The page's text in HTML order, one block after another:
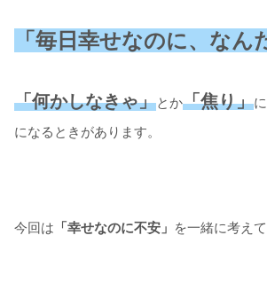
「毎日幸せなのに、なん
「何かしなきゃ」とか「焦り」
になるときがあります。
今回は 「幸せなのに不安」 を一緒に考え